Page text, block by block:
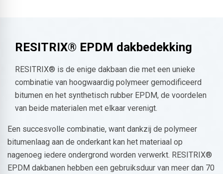
RESITRIX® EPDM dakbedekking
RESITRIX® is de enige dakbaan die met een unieke
combinatie van hoogwaardig polymeer gemodificeerd
bitumen en het synthetisch rubber EPDM, de voordelen
van beide materialen met elkaar verenigt.
Een succesvolle combinatie, want dankzij de polymeer
bitumenlaag aan de onderkant kan het materiaal op
nagenoeg iedere ondergrond worden verwerkt. RESITRIX®
EPDM dakbanen hebben een gebruiksduur van meer dan 70